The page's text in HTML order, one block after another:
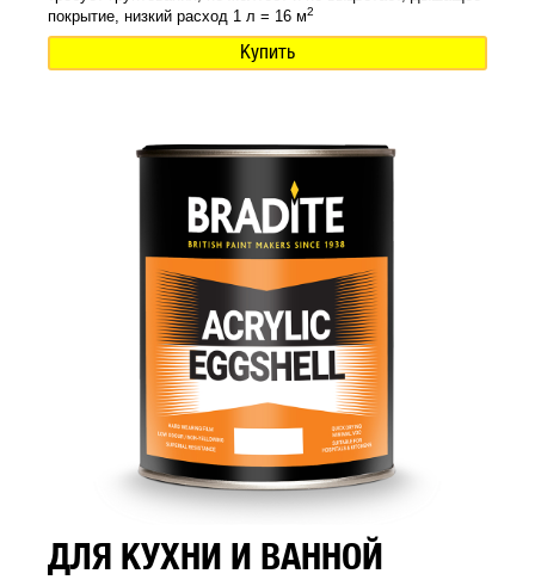
покрытие, низкий расход 1 л = 16 м2
Купить
ДЛЯ КУХНИ И ВАННОЙ